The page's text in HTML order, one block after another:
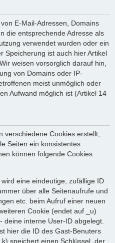
E-Mail-Adressen, Domains
die entsprechende Adresse als
verwendet wurden oder ein
Speicherung ist auch hier Artikel
weisen vorsorglich darauf hin,
von Domains oder IP-
meist unmöglich oder
Aufwand möglich ist (Artikel 14
verschiedene Cookies erstellt,
Seiten ein konsistentes
können folgende Cookies
eine eindeutige, zufällige ID
über alle Seitenaufrufe und
etc. beim Aufruf einer neuen
Cookie (endet auf _u)
deine interne User-ID abgelegt.
hier die ID des Gast-Benuters
speichert einen Schlüssel, der